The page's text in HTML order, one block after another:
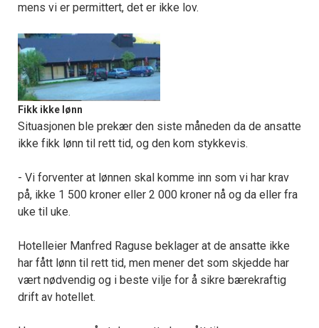
mens vi er permittert, det er ikke lov.
Fikk ikke lønn
Situasjonen ble prekær den siste måneden da de ansatte
ikke fikk lønn til rett tid, og den kom stykkevis.
- Vi forventer at lønnen skal komme inn som vi har krav
på, ikke 1 500 kroner eller 2 000 kroner nå og da eller fra
uke til uke.
Hotelleier Manfred Raguse beklager at de ansatte ikke
har fått lønn til rett tid, men mener det som skjedde har
vært nødvendig og i beste vilje for å sikre bærekraftig
drift av hotellet.